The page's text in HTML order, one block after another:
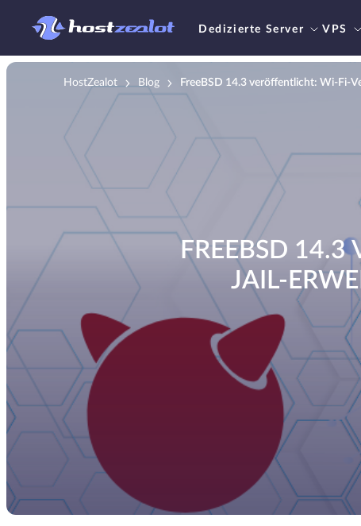
Dedizierte Server VPS
HostZealot Blog FreeBSD 14.3 veröffentlicht: Wi-Fi-
FREEBSD 14.3
JAIL-